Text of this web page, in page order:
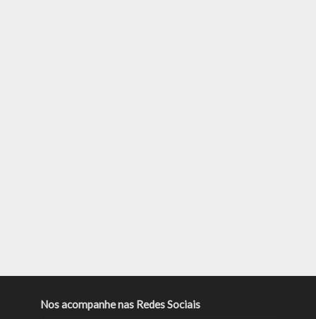
Nos acompanhe nas Redes Sociais